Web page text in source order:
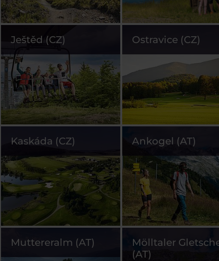
Ještěd (CZ) Ostravice (CZ)
Kaskáda (CZ) Ankogel (AT)
Muttereralm (AT)
Mölltaler
(AT)